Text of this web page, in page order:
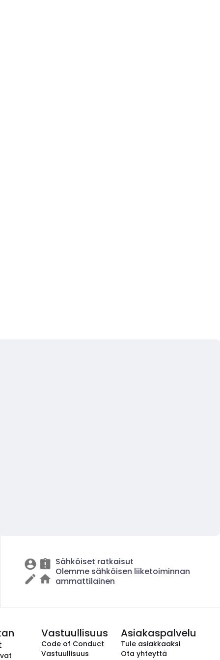
Sähköiset ratkaisut
Olemme sähköisen liiketoiminnan
ammattilainen
Vastuullisuus
Code of Conduct
Vastuullisuus
Asiakaspalvelu
Tule asiakkaaksi
Ota yhteyttä